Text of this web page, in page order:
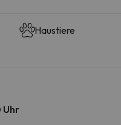
Haustiere
Uhr